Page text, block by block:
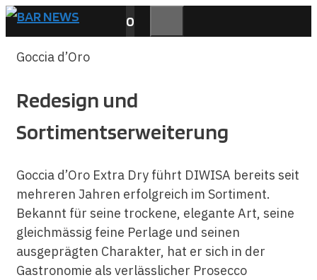
Zum
Inhalt
springen
0
MENÜ
Goccia d’Oro
Redesign und
Sortimentserweiterung
Goccia d’Oro Extra Dry führt DIWISA bereits seit
mehreren Jahren erfolgreich im Sortiment.
Bekannt für seine trockene, elegante Art, seine
gleichmässig feine Perlage und seinen
ausgeprägten Charakter, hat er sich in der
Gastronomie als verlässlicher Prosecco